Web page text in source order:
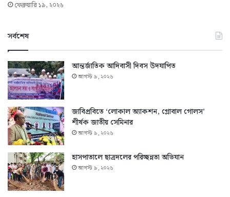
ফেব্রুয়ারি ১৯, ২০২৬
সর্বশেষ
আন্তর্জাতিক আদিবাসী দিবস উদযাপিত
আগস্ট ৯, ২০২৬
জাবিপ্রবিতে ‘লোকাল অ্যাকশন, গ্লোবাল গোলস’
শীর্ষক জাতীয় সেমিনার
আগস্ট ৯, ২০২৬
হাসপাতালে ছাত্রদলের পরিচ্ছন্নতা অভিযান
আগস্ট ৯, ২০২৬